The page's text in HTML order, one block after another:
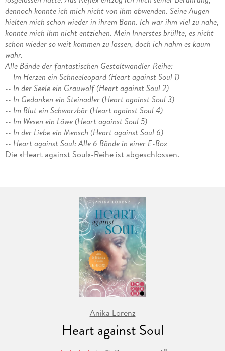
dennoch konnte ich mich nicht von ihm abwenden. Seine Augen
hielten mich schon wieder in ihrem Bann. Ich war ihm viel zu nahe,
konnte mich ihm nicht entziehen. Mein Innerstes brüllte, es nicht
schon wieder so weit kommen zu lassen, doch ich nahm es kaum
wahr.
Alle Bände der fantastischen Gestaltwandler-Reihe:
-- Im Herzen ein Schneeleopard (Heart against Soul 1)
-- In der Seele ein Grauwolf (Heart against Soul 2)
-- In Gedanken ein Steinadler (Heart against Soul 3)
-- Im Blut ein Schwarzbär (Heart against Soul 4)
-- Im Wesen ein Löwe (Heart against Soul 5)
-- In der Liebe ein Mensch (Heart against Soul 6)
-- Heart against Soul: Alle 6 Bände in einer E-Box
Die »Heart against Soul«-Reihe ist abgeschlossen.
Anika Lorenz
Heart against Soul